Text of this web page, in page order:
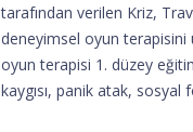
tarafından verilen Kriz,
deneyimsel oyun
oyun terapisi 1. düzey
kaygısı, panik atak, sosyal